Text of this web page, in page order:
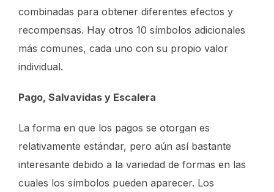
combinadas para obtener diferentes efectos y
recompensas. Hay otros 10 símbolos adicionales
más comunes, cada uno con su propio valor
individual.
Pago, Salvavidas y Escalera
La forma en que los pagos se otorgan es
relativamente estándar, pero aún así bastante
interesante debido a la variedad de formas en las
cuales los símbolos pueden aparecer. Los